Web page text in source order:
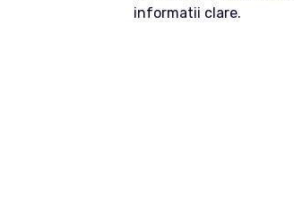
informatii clare.